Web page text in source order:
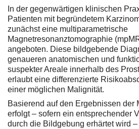
In der gegenwärtigen klinischen
Patienten mit begründetem
zunächst eine multiparametrische
Magnetresonanztomographie
angeboten. Diese bildgebende
genaueren anatomischen und
suspekter Areale innerhalb des
erlaubt eine differenzierte
einer möglichen Malignität.
Basierend auf den Ergebnissen der
erfolgt – sofern ein entsprechender
durch die Bildgebung erhärtet wird